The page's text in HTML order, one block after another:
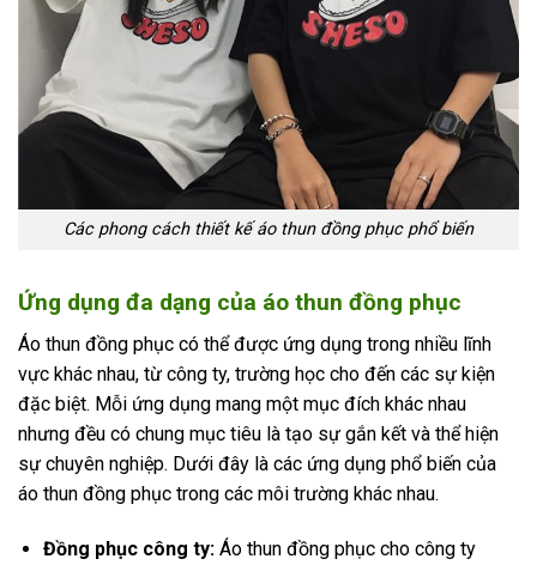
Các phong cách thiết kế áo thun đồng phục phổ biến
Ứng dụng đa dạng của áo thun đồng phục
Áo thun đồng phục có thể được ứng dụng trong nhiều lĩnh
vực khác nhau, từ công ty, trường học cho đến các sự kiện
đặc biệt. Mỗi ứng dụng mang một mục đích khác nhau
nhưng đều có chung mục tiêu là tạo sự gắn kết và thể hiện
sự chuyên nghiệp. Dưới đây là các ứng dụng phổ biến của
áo thun đồng phục trong các môi trường khác nhau.
Đồng phục công ty:Áo thun đồng phục cho công ty